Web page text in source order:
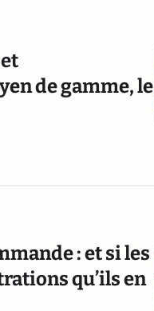
de gamme, le
: et si les
qu’ils en